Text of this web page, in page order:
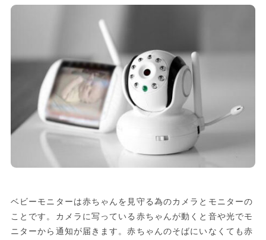
ベビーモニターは赤ちゃんを見守る為のカメラとモニターの
ことです。カメラに写っている赤ちゃんが動くと音や光でモ
ニターから通知が届きます。赤ちゃんのそばにいなくても赤